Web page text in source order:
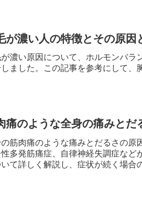
が濃い人の特徴とその原因
が濃い原因について、ホルモンバラ
ました。この記事を参考にして、
痛のような全身の痛みとだ
筋肉痛のような痛みとだるさの原
性多発筋痛症、自律神経失調症な
て詳しく解説し、症状が続く場合